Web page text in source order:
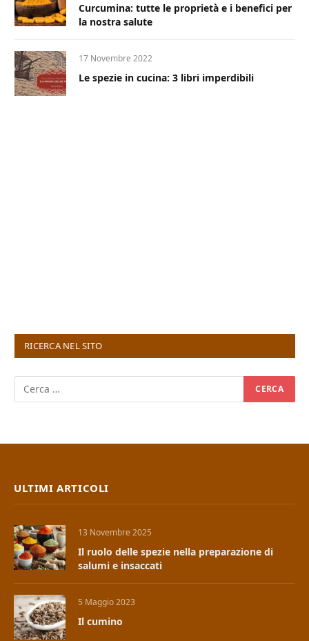
Curcumina: tutte le proprietà e i benefici per
la nostra salute
17 Novembre 2022
Le spezie in cucina: 3 libri imperdibili
RICERCA NEL SITO
ULTIMI ARTICOLI
13 Novembre 2025
Il ruolo delle spezie nella preparazione di
salumi e insaccati
5 Maggio 2023
Il cumino